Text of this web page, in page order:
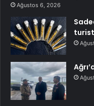
Ağustos 6, 2026